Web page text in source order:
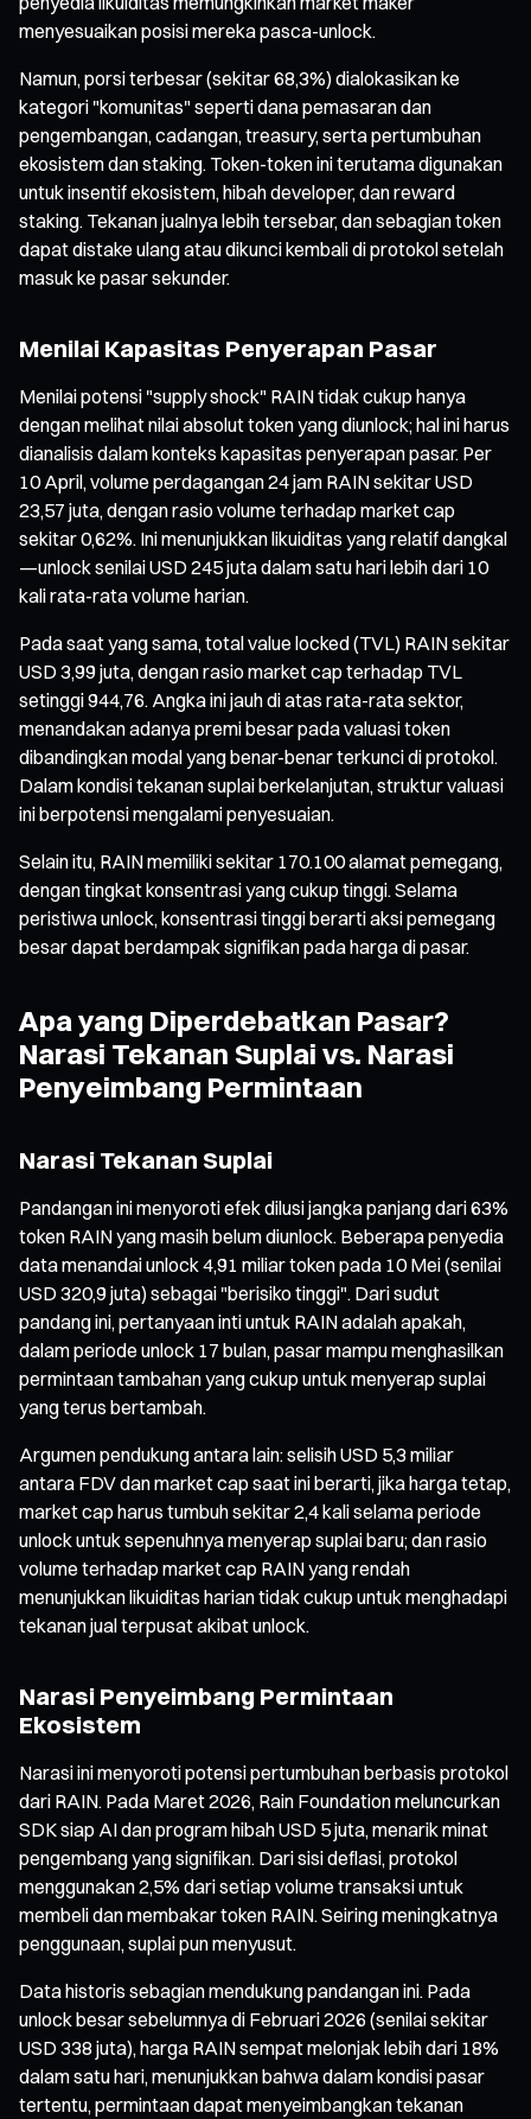
menyesuaikan posisi mereka pasca-unlock.
Namun, porsi terbesar (sekitar 68,3%) dialokasikan ke
kategori "komunitas" seperti dana pemasaran dan
pengembangan, cadangan, treasury, serta pertumbuhan
ekosistem dan staking. Token-token ini terutama digunakan
untuk insentif ekosistem, hibah developer, dan reward
staking. Tekanan jualnya lebih tersebar, dan sebagian token
dapat distake ulang atau dikunci kembali di protokol setelah
masuk ke pasar sekunder.
Menilai Kapasitas Penyerapan Pasar
Menilai potensi "supply shock" RAIN tidak cukup hanya
dengan melihat nilai absolut token yang diunlock; hal ini harus
dianalisis dalam konteks kapasitas penyerapan pasar. Per
10 April, volume perdagangan 24 jam RAIN sekitar USD
23,57 juta, dengan rasio volume terhadap market cap
sekitar 0,62%. Ini menunjukkan likuiditas yang relatif dangkal
—unlock senilai USD 245 juta dalam satu hari lebih dari 10
kali rata-rata volume harian.
Pada saat yang sama, total value locked (TVL) RAIN sekitar
USD 3,99 juta, dengan rasio market cap terhadap TVL
setinggi 944,76. Angka ini jauh di atas rata-rata sektor,
menandakan adanya premi besar pada valuasi token
dibandingkan modal yang benar-benar terkunci di protokol.
Dalam kondisi tekanan suplai berkelanjutan, struktur valuasi
ini berpotensi mengalami penyesuaian.
Selain itu, RAIN memiliki sekitar 170.100 alamat pemegang,
dengan tingkat konsentrasi yang cukup tinggi. Selama
peristiwa unlock, konsentrasi tinggi berarti aksi pemegang
besar dapat berdampak signifikan pada harga di pasar.
Apa yang Diperdebatkan Pasar?
Narasi Tekanan Suplai vs. Narasi
Penyeimbang Permintaan
Narasi Tekanan Suplai
Pandangan ini menyoroti efek dilusi jangka panjang dari 63%
token RAIN yang masih belum diunlock. Beberapa penyedia
data menandai unlock 4,91 miliar token pada 10 Mei (senilai
USD 320,9 juta) sebagai "berisiko tinggi". Dari sudut
pandang ini, pertanyaan inti untuk RAIN adalah apakah,
dalam periode unlock 17 bulan, pasar mampu menghasilkan
permintaan tambahan yang cukup untuk menyerap suplai
yang terus bertambah.
Argumen pendukung antara lain: selisih USD 5,3 miliar
antara FDV dan market cap saat ini berarti, jika harga tetap,
market cap harus tumbuh sekitar 2,4 kali selama periode
unlock untuk sepenuhnya menyerap suplai baru; dan rasio
volume terhadap market cap RAIN yang rendah
menunjukkan likuiditas harian tidak cukup untuk menghadapi
tekanan jual terpusat akibat unlock.
Narasi Penyeimbang Permintaan
Ekosistem
Narasi ini menyoroti potensi pertumbuhan berbasis protokol
dari RAIN. Pada Maret 2026, Rain Foundation meluncurkan
SDK siap AI dan program hibah USD 5 juta, menarik minat
pengembang yang signifikan. Dari sisi deflasi, protokol
menggunakan 2,5% dari setiap volume transaksi untuk
membeli dan membakar token RAIN. Seiring meningkatnya
penggunaan, suplai pun menyusut.
Data historis sebagian mendukung pandangan ini. Pada
unlock besar sebelumnya di Februari 2026 (senilai sekitar
USD 338 juta), harga RAIN sempat melonjak lebih dari 18%
dalam satu hari, menunjukkan bahwa dalam kondisi pasar
tertentu, permintaan dapat menyeimbangkan tekanan